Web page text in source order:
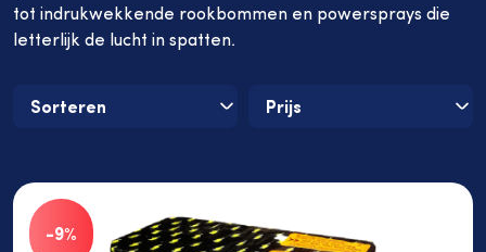
tot indrukwekkende rookbommen en powersprays die
letterlijk de lucht in spatten.
-9%